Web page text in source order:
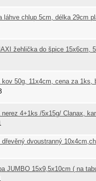
láhve chlup 5cm, délka 29cm
žehlička do špice 15x6cm,
kov 50g, 11x4cm, cena za 1ks,
nerez 4+1ks /5x15g/ Clanax,
dřevěný dvoustranný
JUMBO 15x9,5x10cm ( na